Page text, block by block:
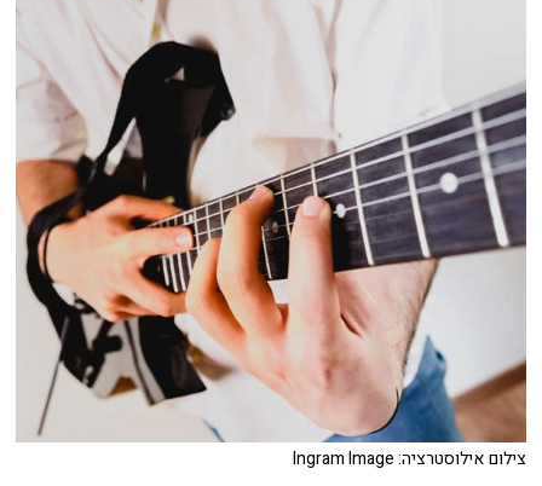
צילום אילוסטרציה: Ingram Image